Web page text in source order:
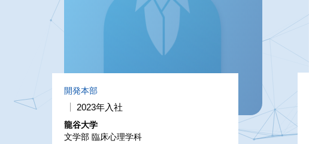
開発本部
2023年入社
龍谷大学
文学部 臨床心理学科